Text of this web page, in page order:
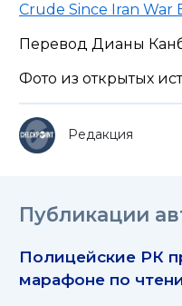
Crude Since Iran War
Перевод Дианы
Фото из открытых
Редакция
Публикации
Полицейские РК
марафоне по